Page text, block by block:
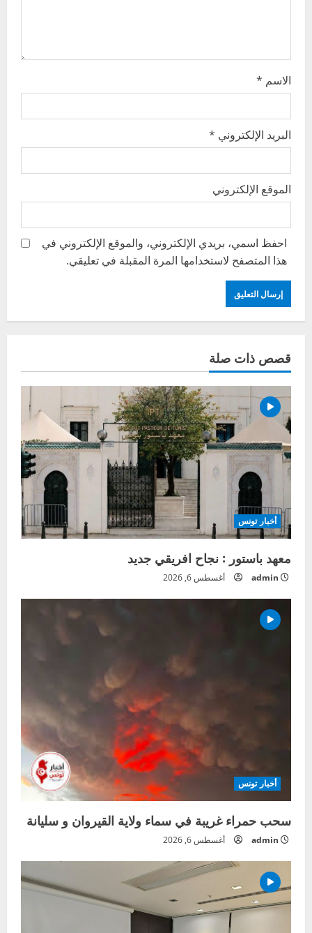
الاسم *
البريد الإلكتروني *
الموقع الإلكتروني
احفظ اسمي، بريدي الإلكتروني، والموقع الإلكتروني في
هذا المتصفح لاستخدامها المرة المقبلة في تعليقي.
قصص ذات صلة
أخبار تونس
معهد باستور : نجاح افريقي جديد
admin أغسطس 6, 2026
أخبار تونس
سحب حمراء غريبة في سماء ولاية القيروان و سليانة
admin أغسطس 6, 2026